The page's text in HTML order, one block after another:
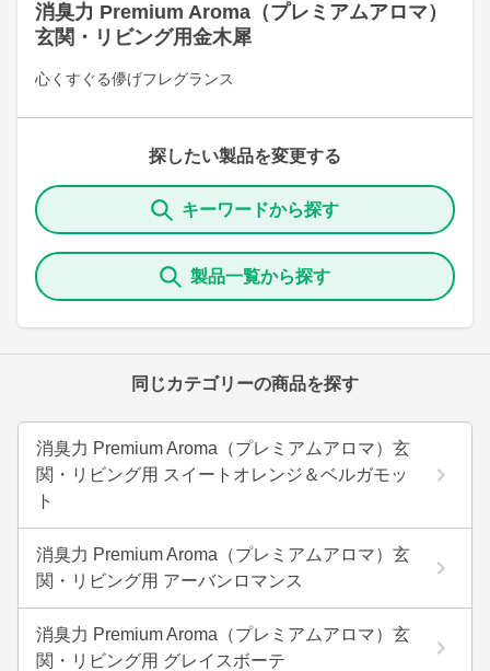
消臭力 Premium Aroma（プレミアムアロマ）
玄関・リビング用金木犀
心くすぐる儚げフレグランス
探したい製品を変更する
キーワードから探す
製品一覧から探す
同じカテゴリーの商品を探す
消臭力 Premium Aroma（プレミアムアロマ）玄
関・リビング用 スイートオレンジ＆ベルガモッ
ト
消臭力 Premium Aroma（プレミアムアロマ）玄
関・リビング用 アーバンロマンス
消臭力 Premium Aroma（プレミアムアロマ）玄
関・リビング用 グレイスボーテ